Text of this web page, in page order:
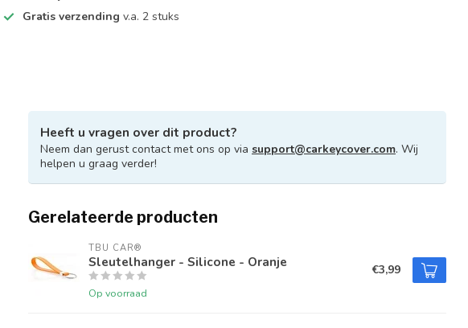
Gratis verzending v.a. 2 stuks
Heeft u vragen over dit product?
Neem dan gerust contact met ons op via support@carkeycover.com. Wij
helpen u graag verder!
Gerelateerde producten
TBU CAR®
Sleutelhanger - Silicone - Oranje
Op voorraad
€3,99